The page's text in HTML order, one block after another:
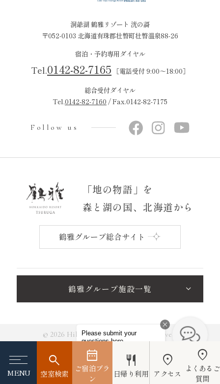
洞爺湖 鶴雅リゾート 洸の謌
〒052-0103 北海道有珠郡壮瞥町壮瞥温泉88-26
宿泊・予約専用ダイヤル
Tel.0142-82-7165 ［電話受付 9:00～18:00］
総合受付ダイヤル
Tel.0142-82-7160 / Fax.0142-82-7175
Follow us
「地の物語」を
森と湖の国、北海道から
鶴雅グループ総合サイト
鶴雅グループ施設一覧
© 2026 Hikarino-Uta All Rights Reserved.
MENU 空室検索
ご宿泊プラ
ン
日帰り利用 アクセス
よくあるご
質問